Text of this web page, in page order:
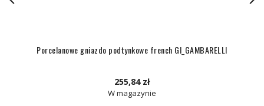
Porcelanowe gniazdo podtynkowe french GI_GAMBARELLI
255,84 zł
W magazynie